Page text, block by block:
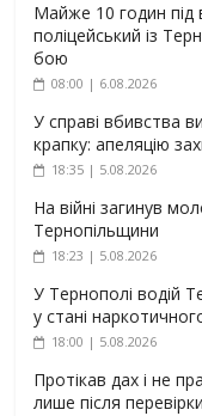
Майже 10 годин під
поліцейський із
бою
08:00 | 6.08.2026
У справі вбивства
крапку: апеляцію
18:35 | 5.08.2026
На війні загинув
Тернопільщини
18:23 | 5.08.2026
У Тернополі водій
у стані
18:00 | 5.08.2026
Протікав дах і не
лише після